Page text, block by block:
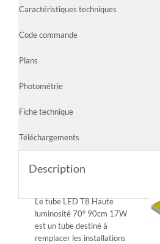
Caractéristiques techniques
Code commande
Plans
Photométrie
Fiche technique
Téléchargements
Description
Le tube LED T8 Haute
luminosité 70° 90cm 17W
est un tube destiné à
remplacer les installations